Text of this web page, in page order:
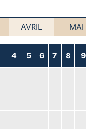
AVRIL MAI
4 5 6 7 8 9